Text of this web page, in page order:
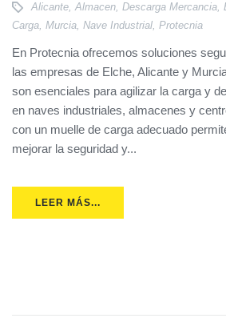
Alicante,Almacen, Descarga Mercancia,
Carga Murcia Nave Industrial Protecnia
En Protecnia ofrecemos soluciones
las empresas de Elche, Alicante y
son esenciales para agilizar la carga y
en naves industriales, almacenes y
con un muelle de carga adecuado
mejorar la seguridad y...
LEER MÁS...